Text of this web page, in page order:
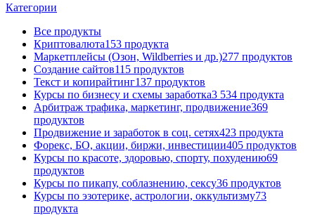
Категории
Все продукты
Криптовалюта153 продукта
Маркетплейсы (Озон, Wildberries и др.)277 продуктов
Создание сайтов115 продуктов
Текст и копирайтинг137 продуктов
Курсы по бизнесу и схемы заработка3 534 продукта
Арбитраж трафика, маркетинг, продвижение369
продуктов
Продвижение и заработок в соц. сетях423 продукта
Форекс, БО, акции, биржи, инвестиции405 продуктов
Курсы по красоте, здоровью, спорту, похудению69
продуктов
Курсы по пикапу, соблазнению, сексу36 продуктов
Курсы по эзотерике, астрологии, оккультизму73
продукта